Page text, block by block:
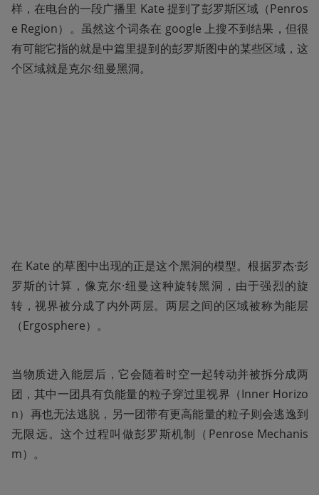
样，在电台的一段广播里 Kate 提到了彭罗斯区域（Penros
e Region）。虽然这个词条在 google 上搜不到结果，但很
有可能它指的就是中篇里提到的彭罗斯图中的某些区域，这
个区域就是克尔·纽曼黑洞。
在 Kate 的草图中出现的正是这个黑洞的模型。根据罗杰·彭
罗斯的计算，像克尔·纽曼这种旋转黑洞，由于强烈的旋
转，视界被分成了内外两层。两层之间的区域被称为能层
（Ergosphere）。
当物质进入能层后，它会随着时空一起转动并被拆分成两
团，其中一团具有负能量的粒子穿过里视界（Inner Horizo
n）再也无法逃脱，另一团带有更高能量的粒子则会逃逸到
无限远。这个过程叫做彭罗斯机制（Penrose Mechanis
m）。